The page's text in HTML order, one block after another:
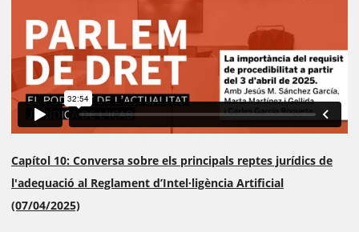
Capítol 10: Conversa sobre els principals reptes jurídics de
l'adequació al Reglament d’Intel·ligència Artificial
(07/04/2025)